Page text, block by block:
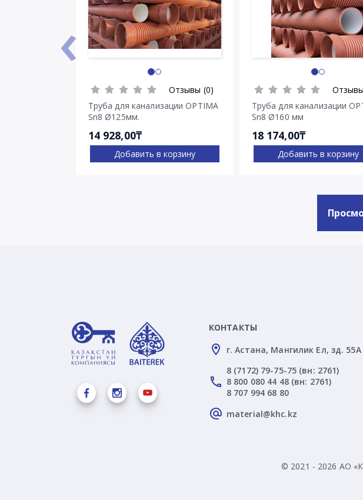
Отзывы (0)
Труба для канализации OPTIMA
Sn8 Ø125мм.
14 928,00₸
Добавить в корзину
Труба для канализации
Sn8 Ø160 мм
18 174,00₸
Добавить в корзину
‹
КОНТАКТЫ
г. Астана, Мангилик Ел, зд. 55А
8 (7172) 79-75-75 (вн: 2761)
8 800 080 44 48 (вн: 2761)
8 707 994 68 80
material@khc.kz
© 2021 - 2026 АО